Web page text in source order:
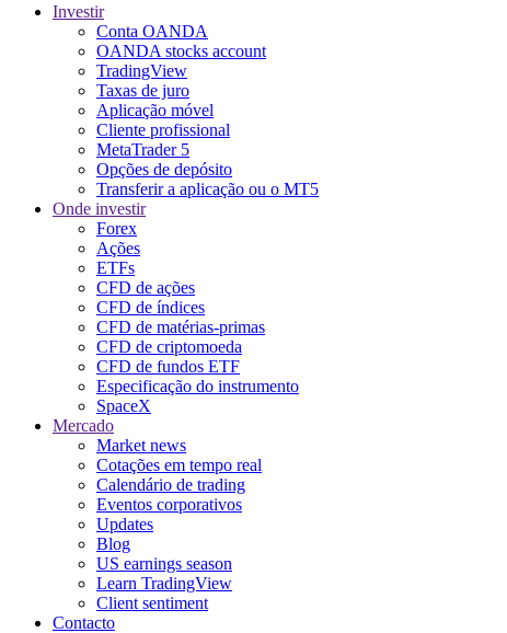
Investir
Conta OANDA
OANDA stocks account
TradingView
Taxas de juro
Aplicação móvel
Cliente profissional
MetaTrader 5
Opções de depósito
Transferir a aplicação ou o MT5
Onde investir
Forex
Ações
ETFs
CFD de ações
CFD de índices
CFD de matérias-primas
CFD de criptomoeda
CFD de fundos ETF
Especificação do instrumento
SpaceX
Mercado
Market news
Cotações em tempo real
Calendário de trading
Eventos corporativos
Updates
Blog
US earnings season
Learn TradingView
Client sentiment
Contacto